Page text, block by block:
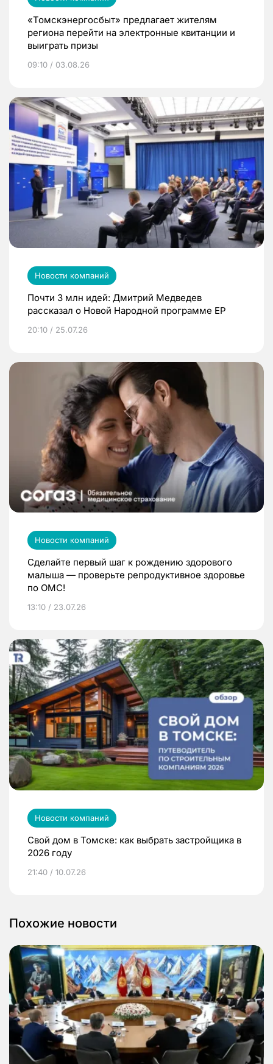
«Томскэнергосбыт» предлагает жителям
региона перейти на электронные квитанции и
выиграть призы
09:10 / 03.08.26
Новости компаний
Почти 3 млн идей: Дмитрий Медведев
рассказал о Новой Народной программе ЕР
20:10 / 25.07.26
Новости компаний
Сделайте первый шаг к рождению здорового
малыша — проверьте репродуктивное здоровье
по ОМС!
13:10 / 23.07.26
Новости компаний
Свой дом в Томске: как выбрать застройщика в
2026 году
21:40 / 10.07.26
Похожие новости